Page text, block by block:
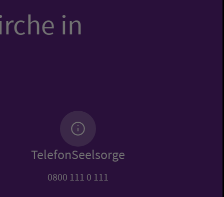
in
TelefonSeelsorge
0800 111 0 111